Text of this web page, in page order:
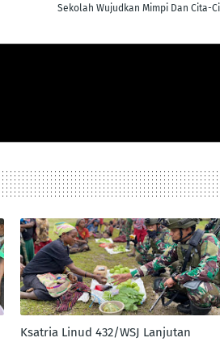
Sekolah Wujudkan Mimpi Dan Cita-
Ksatria Linud 432/WSJ Lanjutan